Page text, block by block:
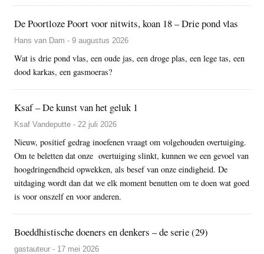
De Poortloze Poort voor nitwits, koan 18 – Drie pond vlas
Hans van Dam - 9 augustus 2026
Wat is drie pond vlas, een oude jas, een droge plas, een lege tas, een
dood karkas, een gasmoeras?
Ksaf – De kunst van het geluk 1
Ksaf Vandeputte - 22 juli 2026
Nieuw, positief gedrag inoefenen vraagt om volgehouden overtuiging.
Om te beletten dat onze overtuiging slinkt, kunnen we een gevoel van
hoogdringendheid opwekken, als besef van onze eindigheid. De
uitdaging wordt dan dat we elk moment benutten om te doen wat goed
is voor onszelf en voor anderen.
Boeddhistische doeners en denkers – de serie (29)
gastauteur - 17 mei 2026